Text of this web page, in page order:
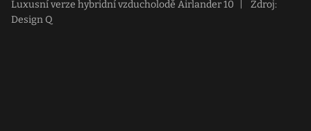
Luxusní verze hybridní vzducholodě Airlander 10
Zdroj:
Design Q